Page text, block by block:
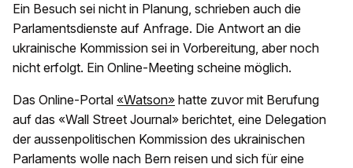
Ein Besuch sei nicht in Planung, schrieben auch die
Parlamentsdienste auf Anfrage. Die Antwort an die
ukrainische Kommission sei in Vorbereitung, aber noch
nicht erfolgt. Ein Online-Meeting scheine möglich.
Das Online-Portal «Watson» hatte zuvor mit Berufung
auf das «Wall Street Journal» berichtet, eine Delegation
der aussenpolitischen Kommission des ukrainischen
Parlaments wolle nach Bern reisen und sich für eine